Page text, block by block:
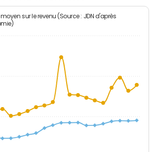
sur le revenu (Source : JDN d'après